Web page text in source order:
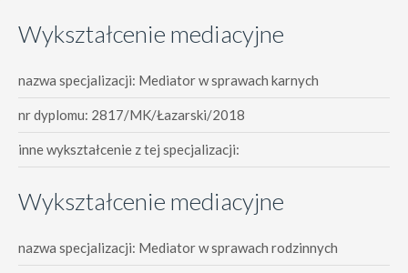
Wykształcenie mediacyjne
nazwa specjalizacji: Mediator w sprawach karnych
nr dyplomu: 2817/MK/Łazarski/2018
inne wykształcenie z tej specjalizacji:
Wykształcenie mediacyjne
nazwa specjalizacji: Mediator w sprawach rodzinnych